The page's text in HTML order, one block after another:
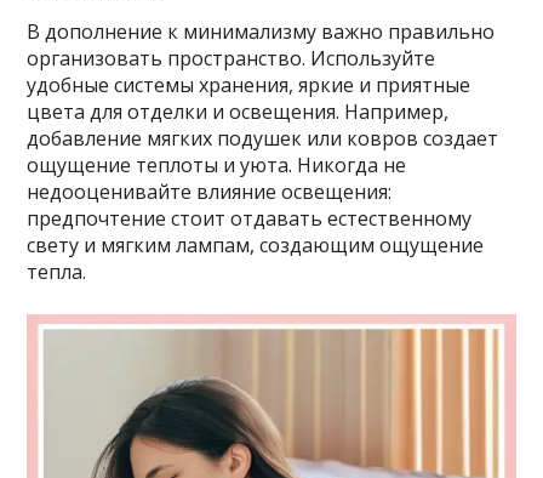
В дополнение к минимализму важно правильно
организовать пространство. Используйте
удобные системы хранения, яркие и приятные
цвета для отделки и освещения. Например,
добавление мягких подушек или ковров создает
ощущение теплоты и уюта. Никогда не
недооценивайте влияние освещения:
предпочтение стоит отдавать естественному
свету и мягким лампам, создающим ощущение
тепла.